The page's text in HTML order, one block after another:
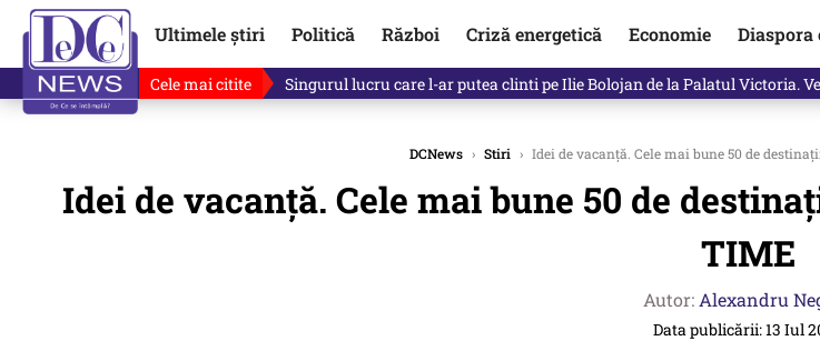
Ultimele știri Politică Război Criză energetică Economie Diaspora
Cele mai citite Ce se întâmplă cu primul buletin electronic, decizia luată astăzi de
DCNews › Stiri › Idei de vacanță. Cele mai bune 50 de
Idei de vacanță. Cele mai bune 50 de
TIME
Autor: Alexandru
Data publicării: 13 Iul